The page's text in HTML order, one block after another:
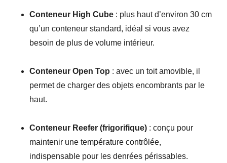
Conteneur High Cube : plus haut d’environ 30 cm
qu’un conteneur standard, idéal si vous avez
besoin de plus de volume intérieur.
Conteneur Open Top : avec un toit amovible, il
permet de charger des objets encombrants par le
haut.
Conteneur Reefer (frigorifique) : conçu pour
maintenir une température contrôlée,
indispensable pour les denrées périssables.